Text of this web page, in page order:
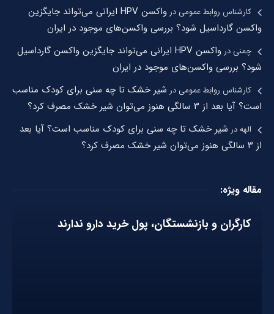
کارشناس روابط عمومیدر
واکسن HPV ایرانی می‌تواند جایگزین
واکسن گارداسیل شود؟ بررسی واکسن‌های موجود در ایران
چمنیدر
واکسن HPV ایرانی می‌تواند جایگزین واکسن گارداسیل
شود؟ بررسی واکسن‌های موجود در ایران
کارشناس روابط عمومیدر شیر خشک تا چه سنی برای کودک مناسب
است؟ آیا بعد از ۳ سالگی هنوز می‌توان شیر خشک مصرف کرد؟
الههدر شیر خشک تا چه سنی برای کودک مناسب است؟ آیا بعد
از ۳ سالگی هنوز می‌توان شیر خشک مصرف کرد؟
مقاله ویژه:
کارگران و بازنشستگان، پول خرید دارو ندارند